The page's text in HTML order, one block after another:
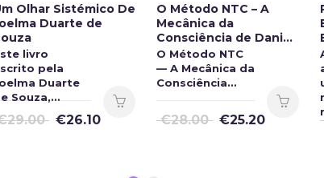
Olhar Sistémico De
Duarte de
livro
pela
Duarte
Souza,…
29.00 €26.10
O Método NTC – A
Mecânica da
Consciência de Daniel
Fernandes
O Método NTC
— A Mecânica da
Consciência…
€28.00 €25.20